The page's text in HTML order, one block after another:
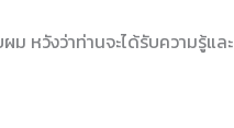
หวังว่าท่านจะได้รับความรู้และ